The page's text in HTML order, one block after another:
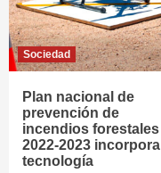
Sociedad
Plan nacional de
prevención de
incendios forestales
2022-2023 incorpora
tecnología